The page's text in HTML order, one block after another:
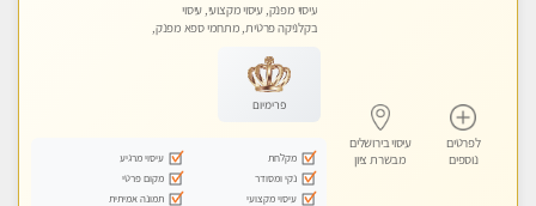
לפרטים
נוספים
עיסוי בירושלים
מבשרת ציון
עיסוי מפנק, עיסוי מקצועי, עיסוי
בקלניקה פרטית, מתחמי ספא מפנק,
פרימיום
מקלחת
עיסוי מרגיע
נקי ומסודר
מקום פרטי
עיסוי מקצועי
תמונה אמיתית